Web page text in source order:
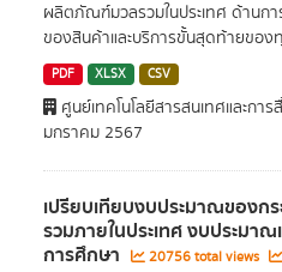
ผลิตภัณฑ์มวลรวมในประเทศ ด้านก
ของสินค้าและบริการขั้นสุดท้ายของ
PDF XLSX CSV
ศูนย์เทคโนโลยีสารสนเทศและกา
มกราคม 2567
เปรียบเทียบงบประมาณของ
รวมภายในประเทศ งบประม
การศึกษา 20756 total views